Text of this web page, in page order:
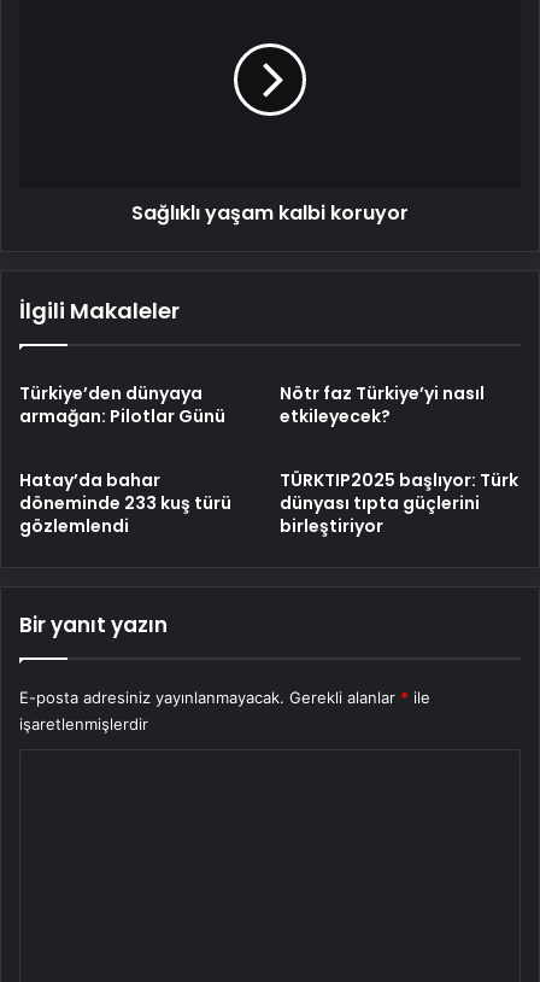
Sağlıklı yaşam kalbi koruyor
İlgili Makaleler
Türkiye’den dünyaya
armağan: Pilotlar Günü
Nötr faz Türkiye’yi nasıl
etkileyecek?
Hatay’da bahar
döneminde 233 kuş türü
gözlemlendi
TÜRKTIP2025 başlıyor: Türk
dünyası tıpta güçlerini
birleştiriyor
Bir yanıt yazın
E-posta adresiniz yayınlanmayacak. Gerekli alanlar * ile
işaretlenmişlerdir